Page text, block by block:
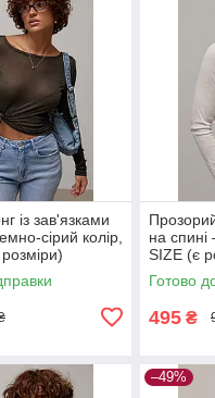
із зав'язками
сірий колір,
на спині
SIZE (є
Готово
495 ₴
–49%